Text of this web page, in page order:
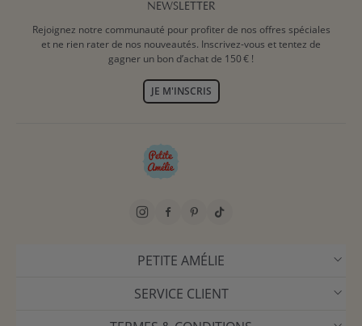
NEWSLETTER
Rejoignez notre communauté pour profiter de nos offres spéciales
et ne rien rater de nos nouveautés. Inscrivez-vous et tentez de
gagner un bon d’achat de 150 € !
JE M'INSCRIS
PETITE AMÉLIE
SERVICE CLIENT